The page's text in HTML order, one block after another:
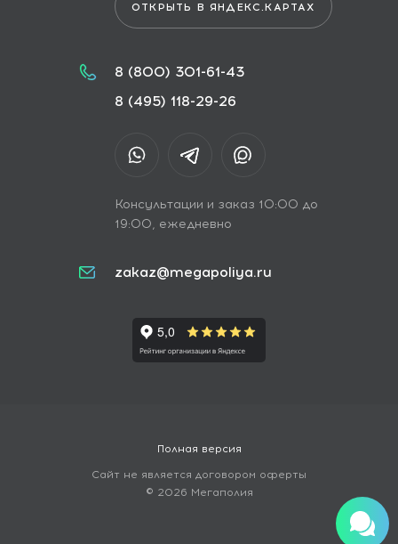
ОТКРЫТЬ В ЯНДЕКС.КАРТАХ
8 (800) 301-61-43
8 (495) 118-29-26
Консультации и заказ 10:00 до
19:00, ежедневно
zakaz@megapoliya.ru
Полная версия
Сайт не является договором оферты
© 2026 Мегаполия